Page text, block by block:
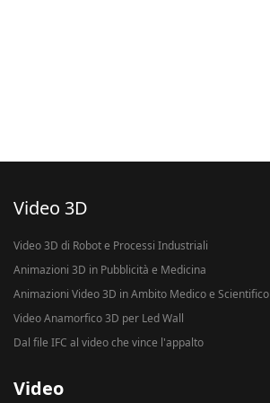
Video 3D
Video 3D di Robot e Processi Industriali
Animazioni 3D in Pubblicità e Medicina
Animazioni Video 3D in Ambito Medico e Scientifico
Video Anamorfico 3D per Led Wall
Dal file IFC al video che vince l'appalto
Video